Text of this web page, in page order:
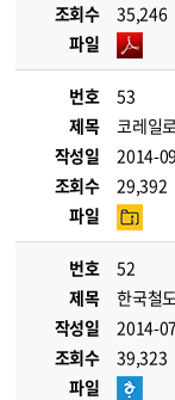
조회수
35,246
파일
번호
53
제목
코레일
작성일
2014-
조회수
29,392
파일
번호
52
제목
한국철
작성일
2014-
조회수
39,323
파일